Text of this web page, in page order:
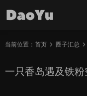
当前位置： 首页 圈子汇总
一只香岛遇及铁